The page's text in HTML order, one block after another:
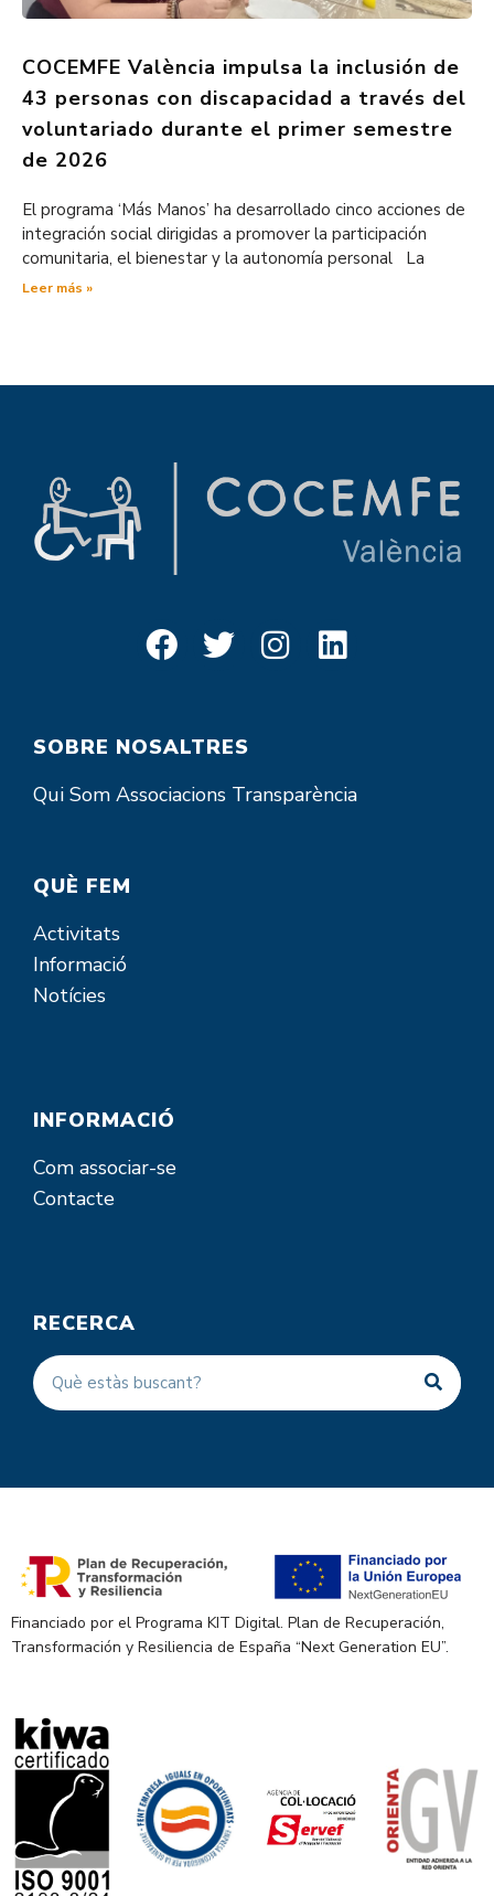
COCEMFE València impulsa la inclusión de
43 personas con discapacidad a través del
voluntariado durante el primer semestre
de 2026
El programa ‘Más Manos’ ha desarrollado cinco acciones de
integración social dirigidas a promover la participación
comunitaria, el bienestar y la autonomía personal La
Leer más »
SOBRE NOSALTRES
Qui Som Associacions Transparència
QUÈ FEM
Activitats
Informació
Notícies
INFORMACIÓ
Com associar-se
Contacte
RECERCA
Financiado por el Programa KIT Digital. Plan de Recuperación,
Transformación y Resiliencia de España “Next Generation EU”.